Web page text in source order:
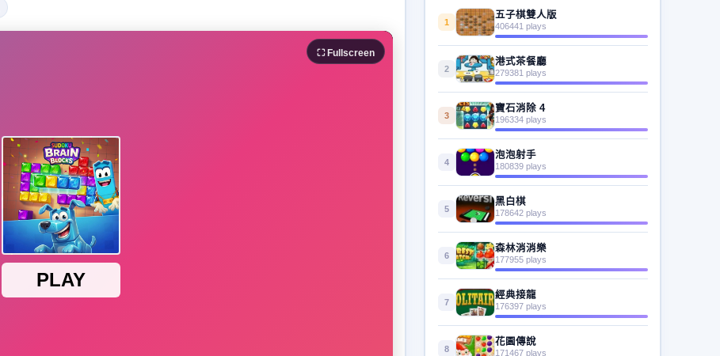
⛶ Fullscreen
1
五子棋雙人版
406441 plays
2
港式茶餐廳
279381 plays
3
寶石消除 4
196334 plays
4
泡泡射手
180839 plays
5
黑白棋
178642 plays
6
森林消消樂
177955 plays
7
經典接龍
176397 plays
8
花園傳說
171467 plays